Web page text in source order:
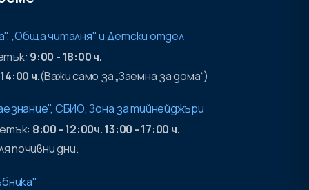
„Обща читалня" и Детски отдел
9:00 - 18:00 ч.
ч.(Важи само за „Заемна за дома“)
СБИО, Зона за тийнейджъри
8:00 - 12:00ч. 13:00 - 17:00 ч.
почивни дни.